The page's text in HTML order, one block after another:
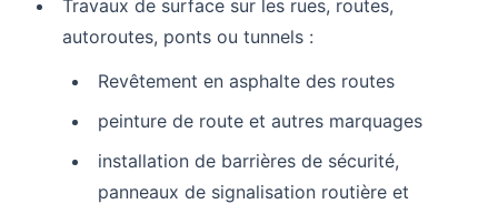
Travaux de surface sur les rues, routes,
autoroutes, ponts ou tunnels :
Revêtement en asphalte des routes
peinture de route et autres marquages
installation de barrières de sécurité,
panneaux de signalisation routière et